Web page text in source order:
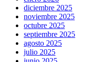
diciembre 2025
noviembre 2025
octubre 2025
septiembre 2025
agosto 2025
julio 2025